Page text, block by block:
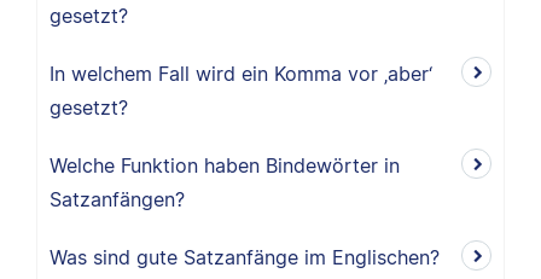
gesetzt?
In welchem Fall wird ein Komma vor ‚aber‘
gesetzt?
Welche Funktion haben Bindewörter in
Satzanfängen?
Was sind gute Satzanfänge im Englischen?